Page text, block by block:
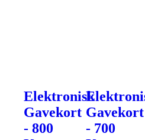
Elektronisk
Gavekort
- 800
Gavekort
- 700